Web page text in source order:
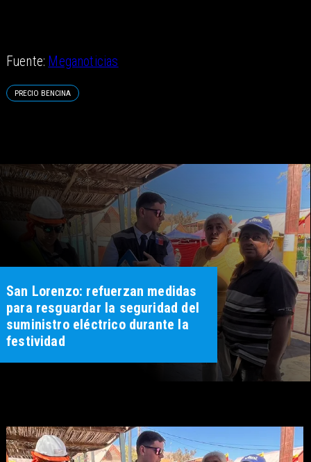
Fuente: Meganoticias
PRECIO BENCINA
San Lorenzo: refuerzan medidas
para resguardar la seguridad del
suministro eléctrico durante la
festividad